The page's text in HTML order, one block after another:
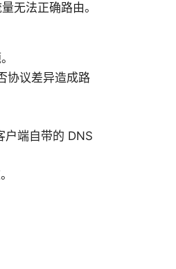
无法正确路由。
协议差异造成路
户端自带的 DNS